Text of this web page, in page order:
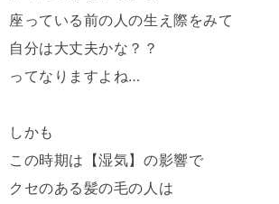
座っている前の人の生え際をみて
自分は大丈夫かな？？
ってなりますよね…
しかも
この時期は【湿気】の影響で
クセのある髪の毛の人は